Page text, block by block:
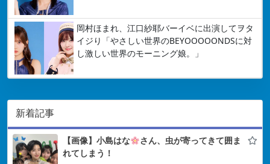
岡村ほまれ、江口紗耶バーイベに出演してヲタ
イジり「やさしい世界のBEYOOOOONDSに対
し激しい世界のモーニング娘。」
新着記事
【画像】小島はな
さん、虫が寄ってきて囲ま
れてしまう！